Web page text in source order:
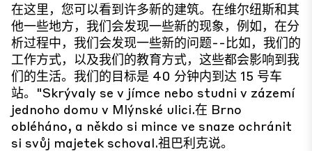
在这里，您可以看到许多新的建筑。在维尔纽斯和其
他一些地方，我们会发现一些新的现象，例如，在分
析过程中，我们会发现一些新的问题--比如，我们的
工作方式，以及我们的教育方式，这些都会影响到我
们的生活。我们的目标是 40 分钟内到达 15 号车
站。"Skrývaly se v jímce nebo studni v zázemí
jednoho domu v Mlýnské ulici.在 Brno
obléháno, a někdo si mince ve snaze ochránit
si svůj majetek schoval.祖巴利克说。